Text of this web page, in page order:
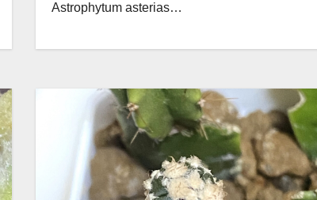
Astrophytum asterias…